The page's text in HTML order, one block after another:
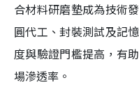
合材料研磨墊成為技術
圓代工、封裝測試及記
度與驗證門檻提高，有
場滲透率。